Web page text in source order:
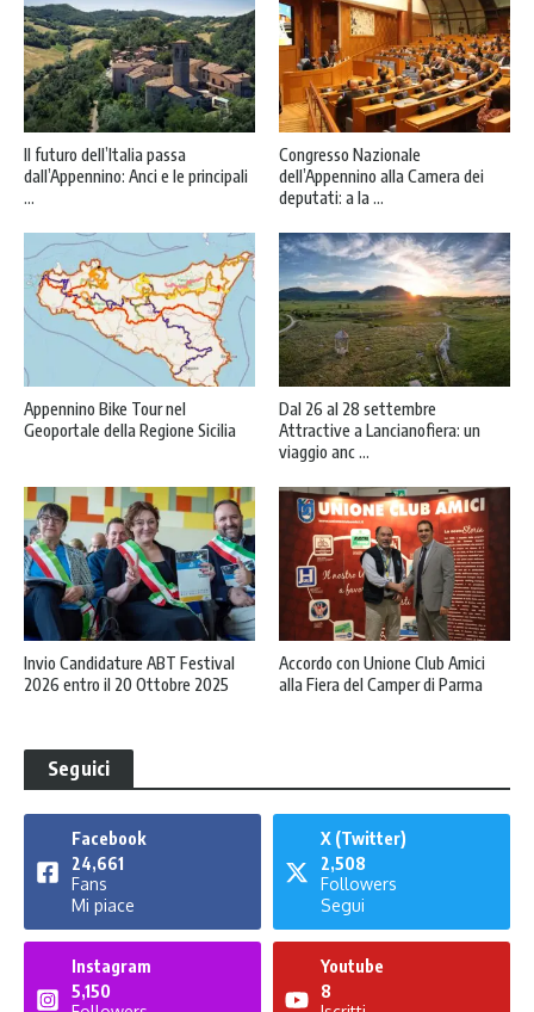
Il futuro dell’Italia passa
dall’Appennino: Anci e le principali
...
Congresso Nazionale
dell’Appennino alla Camera dei
deputati: a la ...
Appennino Bike Tour nel
Geoportale della Regione Sicilia
Dal 26 al 28 settembre
Attractive a Lancianofiera: un
viaggio anc ...
Invio Candidature ABT Festival
2026 entro il 20 Ottobre 2025
Accordo con Unione Club Amici
alla Fiera del Camper di Parma
Seguici
Facebook
24,661
Fans
Mi piace
X (Twitter)
2,508
Followers
Segui
Instagram
5,150
Youtube
8